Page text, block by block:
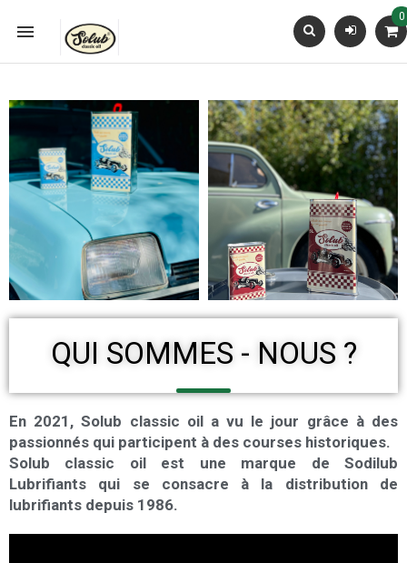

0
QUI SOMMES - NOUS ?
En 2021, Solub classic oil a vu le jour grâce à des
passionnés qui participent à des courses historiques.
Solub classic oil est une marque de Sodilub
Lubrifiants qui se consacre à la distribution de
lubrifiants depuis 1986.